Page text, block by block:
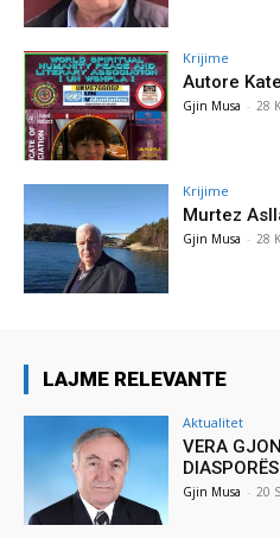
Krijime
Autore
Gjin Musa - 28
Krijime
Murtez
Gjin Musa - 28
LAJME RELEVANTE
Aktualitet
VERA
Gjin Musa - 20